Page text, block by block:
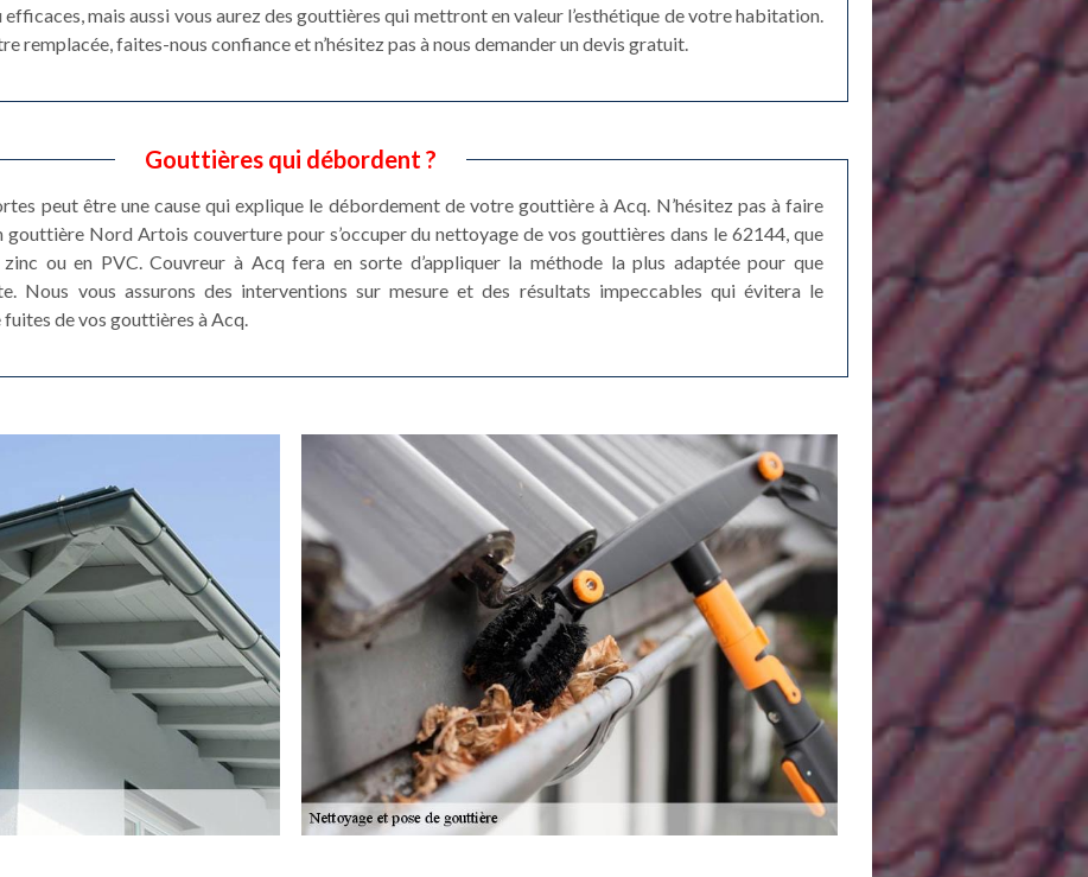
efficaces, mais aussi vous aurez des gouttières qui mettront en valeur l’esthétique de votre habitation.
remplacée, faites-nous confiance et n’hésitez pas à nous demander un devis gratuit.
Gouttières qui débordent ?
peut être une cause qui explique le débordement de votre gouttière à Acq. N’hésitez pas à faire
gouttière Nord Artois couverture pour s’occuper du nettoyage de vos gouttières dans le 62144, que
ou en PVC. Couvreur à Acq fera en sorte d’appliquer la méthode la plus adaptée pour que
Nous vous assurons des interventions sur mesure et des résultats impeccables qui évitera le
de vos gouttières à Acq.